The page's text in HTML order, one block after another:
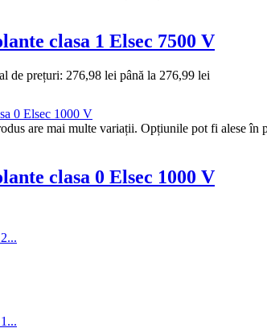
clasa 1 Elsec 7500 V
de prețuri: 276,98 lei până la 276,99 lei
are mai multe variații. Opțiunile pot fi alese în
clasa 0 Elsec 1000 V